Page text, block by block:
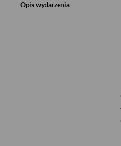
Opis wydarzenia